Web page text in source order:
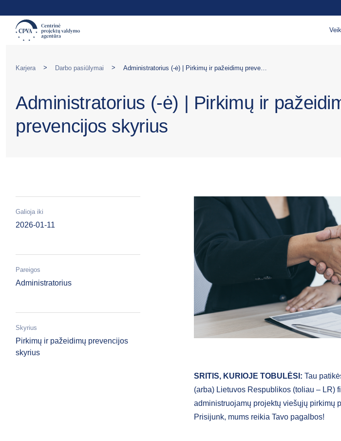
Karjera > Darbo pasiūlymai >
Administratorius (-ė) | Pirkimų ir
prevencijos skyrius
Galioja iki
2026-01-11
Pareigos
Administratorius
Skyrius
Pirkimų ir pažeidimų prevencijos
skyrius
SRITIS, KURIOJE TOBULĖSI: Tau
(arba) Lietuvos Respublikos (toliau – LR)
administruojamų projektų viešųjų pirkimų
Prisijunk, mums reikia Tavo pagalbos!